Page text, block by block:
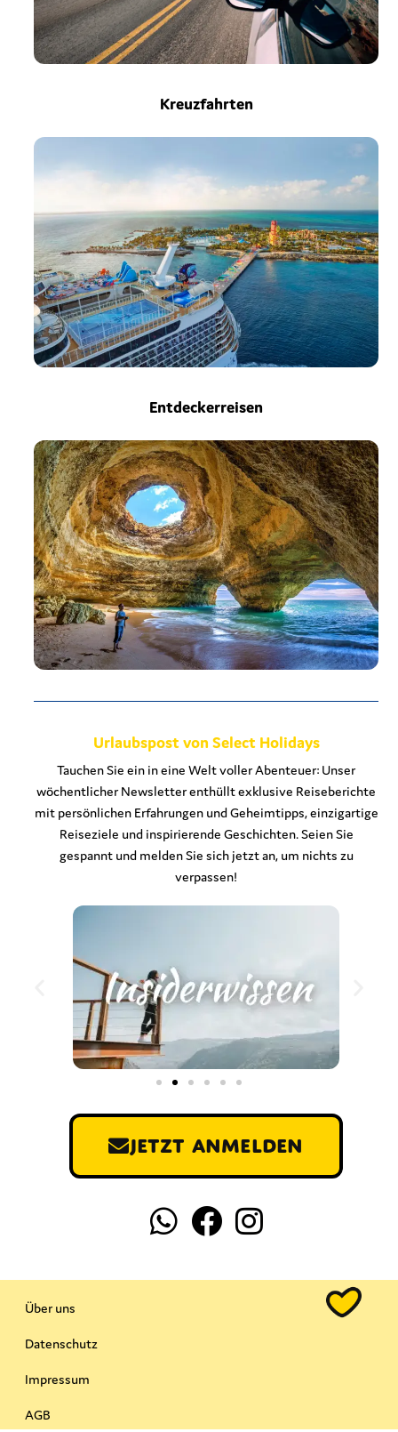
Kreuzfahrten
Entdeckerreisen
Urlaubspost von Select Holidays
Tauchen Sie ein in eine Welt voller Abenteuer: Unser
wöchentlicher Newsletter enthüllt exklusive Reiseberichte
mit persönlichen Erfahrungen und Geheimtipps, einzigartige
Reiseziele und inspirierende Geschichten. Seien Sie
gespannt und melden Sie sich jetzt an, um nichts zu
verpassen!
Jetzt anmelden
Über uns
Datenschutz
Impressum
AGB